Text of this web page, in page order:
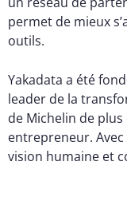
permet de mieux
outils.
Yakadata a été
leader de la
de Michelin de
entrepreneur.
vision humaine et